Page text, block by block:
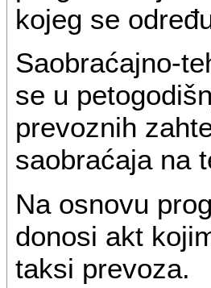
kojeg se
Saobraćajno-
se u
prevoznih
saobraćaja na
Na osnovu
donosi akt
taksi prevoza.